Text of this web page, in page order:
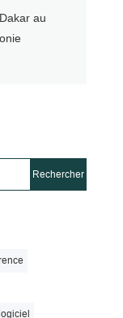
au